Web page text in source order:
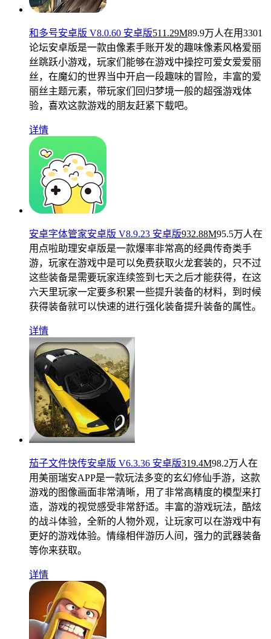
和多号安卓版 V8.0.60 安卓版511.29M89.9万人在用3301
论坛安卓版是一款由像素手账开发的趣味像素风格爱丽
丝跳跃小游戏，玩家们能够在游戏中操控可爱女爱爱丽
丝，在魔幻的世界当中开启一段趣味的冒险，丰富的爱
丽丝主题元素，带玩家们回归梦境一般的超强游戏体
验，喜欢这款游戏的朋友赶紧下载吧。
详情
安卓字体管家安卓版 V8.9.23 安卓版932.88M95.5万人在
用 点啦助理安卓版是一款爆率非常高的经典传奇类手
游，玩家在游戏中是可以免费获取火龙套装的，只不过
这些装备是需要玩家连续签到七天之后才能获得，在这
六天里玩家一定要多积累一些提升装备的材料，到时候
获得装备就可以快速的进行强化装备提升装备的属性。
详情
茄子文件快传安卓版 V6.3.36 安卓版319.4M98.2万人在
用美丽瑞安APP是一款玩法多变的玄幻修仙手游，这款
游戏的图像画面非常清晰，用了非常高精度的模型来打
造，游戏的视觉感受非常舒适。丰富的游戏玩法，酷炫
的战斗体验，全新的人物外观，让玩家可以在游戏中有
更好的游戏体验。情缘相伴游历人间，强力的武器装备
等你来获取。
详情